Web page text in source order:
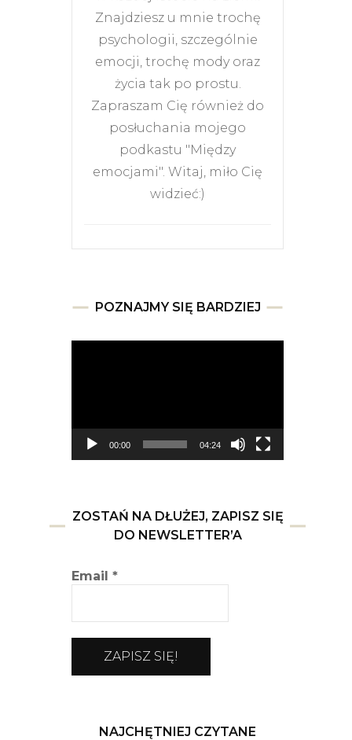
Znajdziesz u mnie trochę
psychologii, szczególnie
emocji, trochę mody oraz
życia tak po prostu.
Zapraszam Cię również do
posłuchania mojego
podkastu "Między
emocjami". Witaj, miło Cię
widzieć:)
POZNAJMY SIĘ BARDZIEJ
00:00 04:24
ZOSTAŃ NA DŁUŻEJ, ZAPISZ SIĘ
DO NEWSLETTER’A
Email *
NAJCHĘTNIEJ CZYTANE